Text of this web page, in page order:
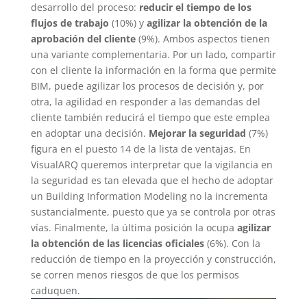
desarrollo del proceso: reducir el tiempo de los
flujos de trabajo (10%) y agilizar la obtención de la
aprobación del cliente(9%). Ambos aspectos tienen
una variante complementaria. Por un lado, compartir
con el cliente la información en la forma que permite
BIM, puede agilizar los procesos de decisión y, por
otra, la agilidad en responder a las demandas del
cliente también reducirá el tiempo que este emplea
en adoptar una decisión. Mejorar la seguridad (7%)
figura en el puesto 14 de la lista de ventajas. En
VisualARQ queremos interpretar que la vigilancia en
la seguridad es tan elevada que el hecho de adoptar
un Building Information Modeling no la incrementa
sustancialmente, puesto que ya se controla por otras
vías. Finalmente, la última posición la ocupa agilizar
la obtención de las licencias oficiales(6%). Con la
reducción de tiempo en la proyección y construcción,
se corren menos riesgos de que los permisos
caduquen.